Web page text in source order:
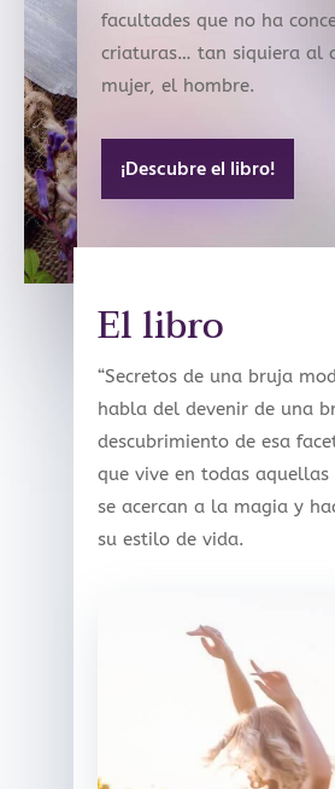
facultades que no ha
criaturas… tan siquiera al
mujer, el hombre.
¡Descubre el libro!
El libro
“Secretos de una bruja
habla del devenir de una
descubrimiento de esa
que vive en todas aquellas
se acercan a la magia y
su estilo de vida.